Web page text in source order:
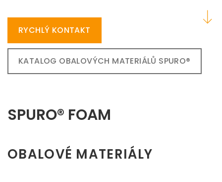
RYCHLÝ KONTAKT
KATALOG OBALOVÝCH MATERIÁLŮ SPURO®
SPURO® FOAM
OBALOVÉ MATERIÁLY